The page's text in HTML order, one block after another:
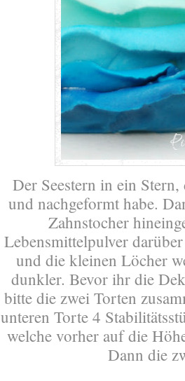
Der Seestern in ein
und nachgeformt habe.
Zahnstocher
Lebensmittelpulver
und die kleinen Löcher
dunkler. Bevor ihr die
bitte die zwei Torten
unteren Torte 4
welche vorher auf die
Dann die